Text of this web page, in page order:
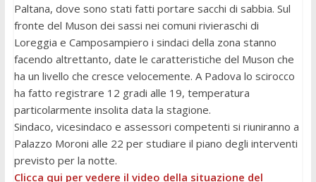
Paltana, dove sono stati fatti portare sacchi di sabbia. Sul
fronte del Muson dei sassi nei comuni rivieraschi di
Loreggia e Camposampiero i sindaci della zona stanno
facendo altrettanto, date le caratteristiche del Muson che
ha un livello che cresce velocemente. A Padova lo scirocco
ha fatto registrare 12 gradi alle 19, temperatura
particolarmente insolita data la stagione.
Sindaco, vicesindaco e assessori competenti si riuniranno a
Palazzo Moroni alle 22 per studiare il piano degli interventi
previsto per la notte.
Clicca qui per vedere il video della situazione del